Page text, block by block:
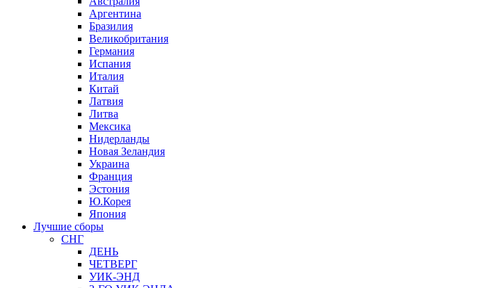
Аргентина
Бразилия
Великобритания
Германия
Испания
Италия
Китай
Латвия
Литва
Мексика
Нидерланды
Новая Зеландия
Украина
Франция
Эстония
Ю.Корея
Япония
Лучшие сборы
СНГ
ДЕНЬ
ЧЕТВЕРГ
УИК-ЭНД